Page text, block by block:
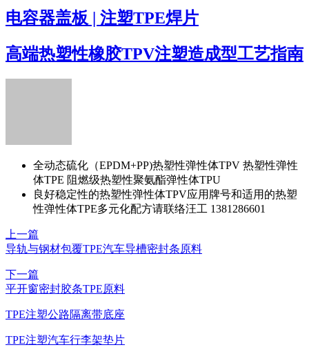
电容器盖板 | 注塑TPE焊片
高端热塑性橡胶TPV注塑造成型工艺指南
全动态硫化（EPDM+PP)热塑性弹性体TPV 热塑性弹性
体TPE 阻燃级热塑性聚氨酯弹性体TPU
良好稳定性的热塑性弹性体TPV应用牌号和适用的热塑
性弹性体TPE多元化配方请联络汪工 1381286601
上一篇
导轨与钢材包覆TPE汽车导槽密封条原料
下一篇
平开窗密封胶条TPE原料
TPE注塑公路隔离带底座
TPE注塑汽车行李架垫片